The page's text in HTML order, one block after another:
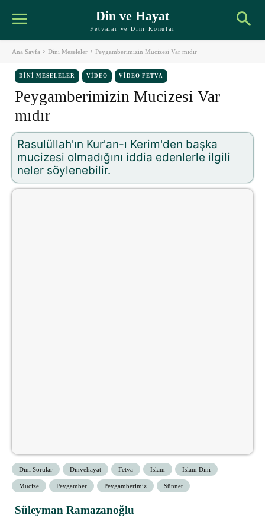
Din ve Hayat
Fetvalar ve Dini Konular
Ana Sayfa Dini Meseleler Peygamberimizin Mucizesi Var mıdır
DINI MESELELER VIDEO VIDEO FETVA
Peygamberimizin Mucizesi Var
mıdır
Rasulüllah'ın Kur'an-ı Kerim'den başka
mucizesi olmadığını iddia edenlerle ilgili
neler söylenebilir.
Dini Sorular Dinvehayat Fetva İslam İslam Dini
Mucize Peygamber Peygamberimiz Sünnet
Süleyman Ramazanoğlu